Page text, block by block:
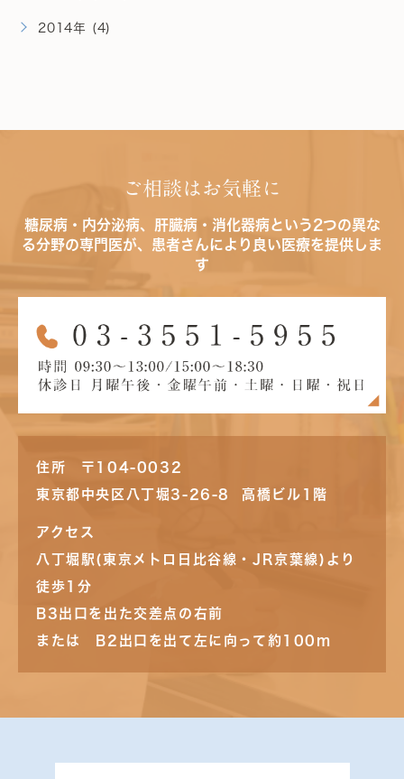
2014年 (4)
ご相談はお気軽に
糖尿病・内分泌病、肝臓病・消化器病という2つの異な
る分野の専門医が、患者さんにより良い医療を提供しま
す
住所 〒104-0032
東京都中央区八丁堀3-26-8 高橋ビル1階
アクセス
八丁堀駅(東京メトロ日比谷線・JR京葉線)より
徒歩1分
B3出口を出た交差点の右前
または B2出口を出て左に向って約100m